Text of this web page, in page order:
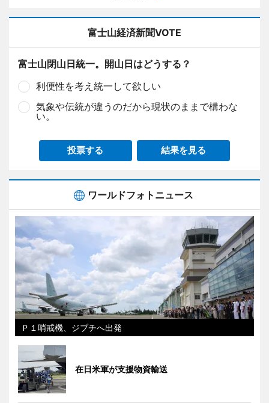
富士山経済新聞VOTE
富士山閉山日統一。開山日はどうする？
利便性を考え統一して欲しい
気象や伝統が違うのだから現状のままで構わな
い。
投票する 結果を見る
ワールドフォトニュース
Ｐ１哨戒機、ジブチへ出発
在日米軍が支援物資輸送